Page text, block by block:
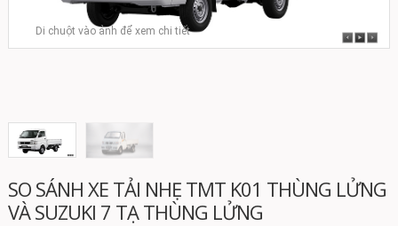
Di chuột vào ảnh để xem chi tiết
SO SÁNH XE TẢI NHẸ TMT K01 THÙNG LỬNG
VÀ SUZUKI 7 TẠ THÙNG LỬNG